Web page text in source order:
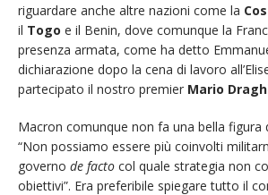
riguardare anche altre nazioni come la
il Togo e il Benin, dove comunque la
presenza armata, come ha detto
dichiarazione dopo la cena di lavoro
partecipato il nostro premier Mario
Macron comunque non fa una bella figura
“Non possiamo essere più coinvolti
governo de facto col quale strategia non
obiettivi”. Era preferibile spiegare tutto il